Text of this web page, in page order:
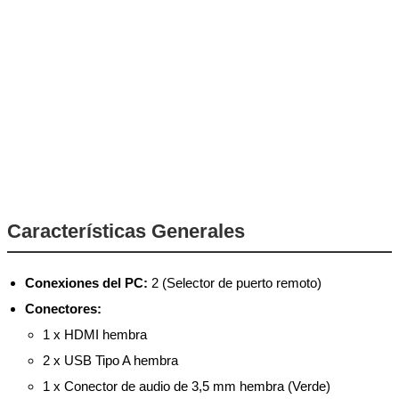
Características Generales
Conexiones del PC: 2 (Selector de puerto remoto)
Conectores:
1 x HDMI hembra
2 x USB Tipo A hembra
1 x Conector de audio de 3,5 mm hembra (Verde)